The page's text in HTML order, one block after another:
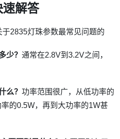
解答
2835灯珠参数最常见问题的
少？ 通常在2.8V到3.2V之间，
么？ 功率范围很广，从低功率的
的0.5W，再到大功率的1W甚